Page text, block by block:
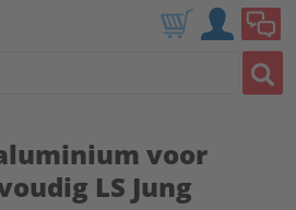
voor
LS Jung